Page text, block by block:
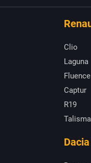
Clio
Laguna
Fluence
Captur
R19